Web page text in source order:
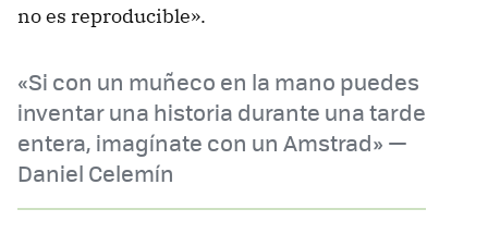
no es reproducible».
«Si con un muñeco en la mano puedes
inventar una historia durante una tarde
entera, imagínate con un Amstrad» —
Daniel Celemín